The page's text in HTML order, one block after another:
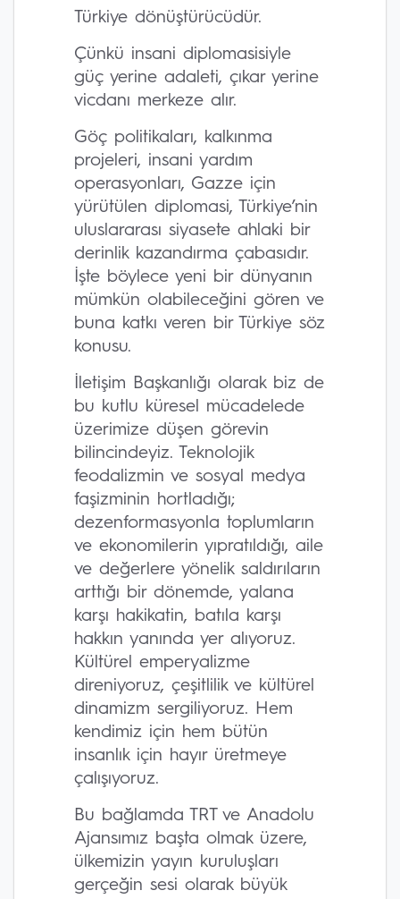
Türkiye dönüştürücüdür.
Çünkü insani diplomasisiyle
güç yerine adaleti, çıkar yerine
vicdanı merkeze alır.
Göç politikaları, kalkınma
projeleri, insani yardım
operasyonları, Gazze için
yürütülen diplomasi, Türkiye’nin
uluslararası siyasete ahlaki bir
derinlik kazandırma çabasıdır.
İşte böylece yeni bir dünyanın
mümkün olabileceğini gören ve
buna katkı veren bir Türkiye söz
konusu.
İletişim Başkanlığı olarak biz de
bu kutlu küresel mücadelede
üzerimize düşen görevin
bilincindeyiz. Teknolojik
feodalizmin ve sosyal medya
faşizminin hortladığı;
dezenformasyonla toplumların
ve ekonomilerin yıpratıldığı, aile
ve değerlere yönelik saldırıların
arttığı bir dönemde, yalana
karşı hakikatin, batıla karşı
hakkın yanında yer alıyoruz.
Kültürel emperyalizme
direniyoruz, çeşitlilik ve kültürel
dinamizm sergiliyoruz. Hem
kendimiz için hem bütün
insanlık için hayır üretmeye
çalışıyoruz.
Bu bağlamda TRT ve Anadolu
Ajansımız başta olmak üzere,
ülkemizin yayın kuruluşları
gerçeğin sesi olarak büyük